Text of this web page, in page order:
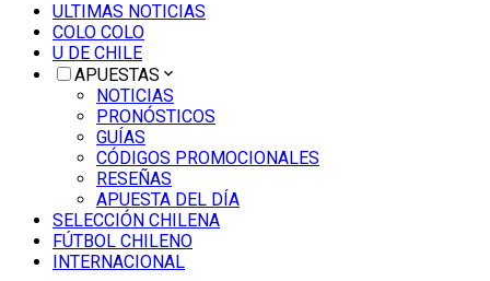
ULTIMAS NOTICIAS
COLO COLO
U DE CHILE
APUESTAS
NOTICIAS
PRONÓSTICOS
GUÍAS
CÓDIGOS PROMOCIONALES
RESEÑAS
APUESTA DEL DÍA
SELECCIÓN CHILENA
FÚTBOL CHILENO
INTERNACIONAL